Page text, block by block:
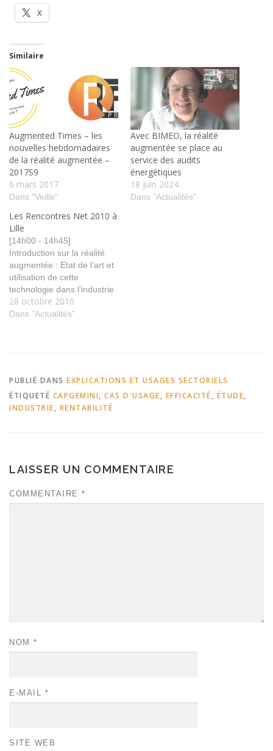
X
Similaire
Augmented Times – les
nouvelles hebdomadaires
de la réalité augmentée –
2017S9
6 mars 2017
Dans "Veille"
Avec BIMEO, la réalité
augmentée se place au
service des audits
énergétiques
18 juin 2024
Dans "Actualités"
Les Rencontres Net 2010 à
Lille
[14h00 - 14h45]
Introduction sur la réalité
augmentée : Etat de l’art et
utilisation de cette
technologie dans l’industrie
Présentation de l’état de
l’art, des problématiques de
vie quotidienne.
Nancy (Gilles Simon)…
28 octobre 2010
Dans "Actualités"
PUBLIÉ DANS EXPLICATIONS ET USAGES SECTORIELS
ÉTIQUETÉ CAPGEMINI, CAS D'USAGE, EFFICACITÉ, ÉTUDE,
INDUSTRIE, RENTABILITÉ
LAISSER UN COMMENTAIRE
COMMENTAIRE *
NOM *
E-MAIL *
SITE WEB